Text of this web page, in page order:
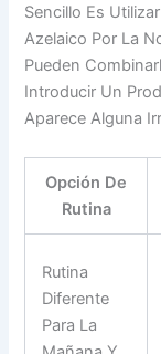
Sencillo Es
Azelaico Por La
Pueden
Introducir Un
Aparece Alguna
Opción De
Rutina
Rutina
Diferente
Para La